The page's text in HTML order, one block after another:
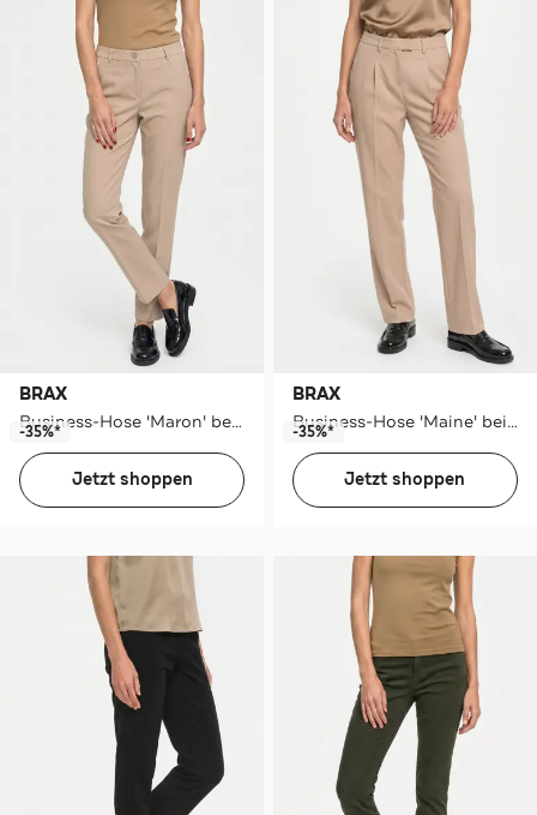
BRAX
Business-Hose 'Maron' beige
-35%*
Jetzt shoppen
BRAX
Business-Hose 'Maine' beige
-35%*
Jetzt shoppen